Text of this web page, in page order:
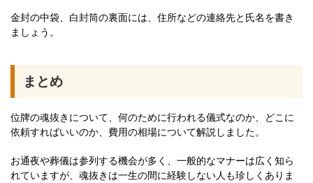
金封の中袋、白封筒の裏面には、住所などの連絡先と氏名を書き
ましょう。
まとめ
位牌の魂抜きについて、何のために行われる儀式なのか、どこに
依頼すればいいのか、費用の相場について解説しました。
お通夜や葬儀は参列する機会が多く、一般的なマナーは広く知ら
れていますが、魂抜きは一生の間に経験しない人も珍しくありま